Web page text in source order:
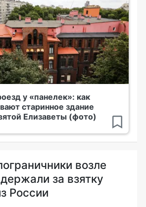
у «панелек»: как
старинное здание
Елизаветы (фото)
возле
за взятку
России